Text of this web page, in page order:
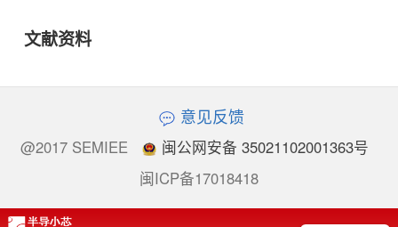
文献资料
意见反馈
@2017 SEMIEE
闽公网安备 35021102001363号
闽ICP备17018418